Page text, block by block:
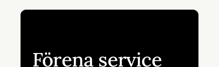
Förena service